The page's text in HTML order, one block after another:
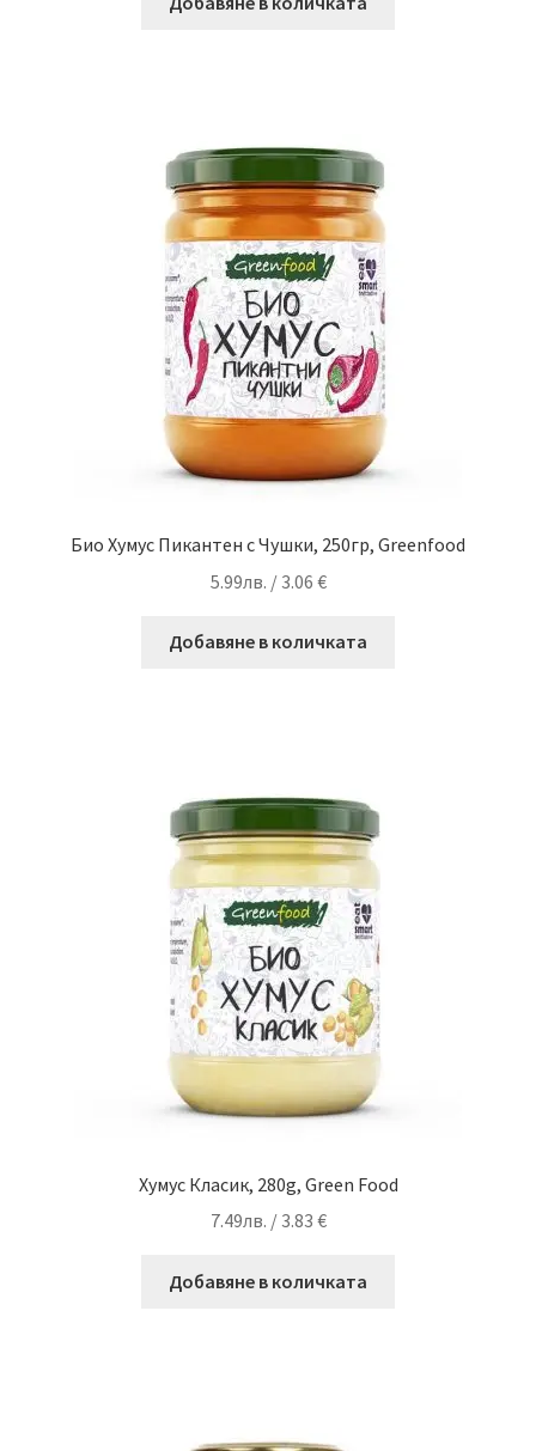
Био Хумус Пикантен с Чушки, 250гр, Greenfood
5.99лв. / 3.06 €
Добавяне в количката
Хумус Класик, 280g, Green Food
7.49лв. / 3.83 €
Добавяне в количката